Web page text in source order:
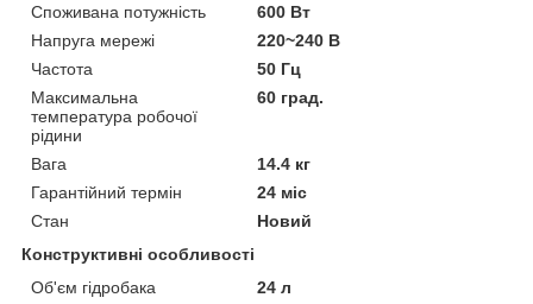
Споживана потужність
600 Вт
Напруга мережі
220~240 В
Частота
50 Гц
Максимальна
температура робочої
рідини
60 град.
Вага
14.4 кг
Гарантійний термін
24 міс
Стан
Новий
Конструктивні особливості
Об'єм гідробака
24 л